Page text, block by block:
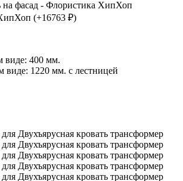
(+16763 ₽)
виде: 400 мм.
виде: 1220 мм. с лестницей